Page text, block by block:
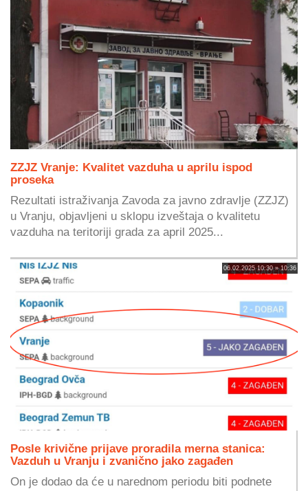
ZZJZ Vranje: Kvalitet vazduha u aprilu ispod
proseka
Rezultati istraživanja Zavoda za javno zdravlje (ZZJZ)
u Vranju, objavljeni u sklopu izveštaja o kvalitetu
vazduha na teritoriji grada za april 2025...
06.02.2025 10:30 » 10:36
Posle krivične prijave proradila merna stanica:
Vazduh u Vranju i zvanično jako zagađen
On je dodao da će u narednom periodu biti podnete